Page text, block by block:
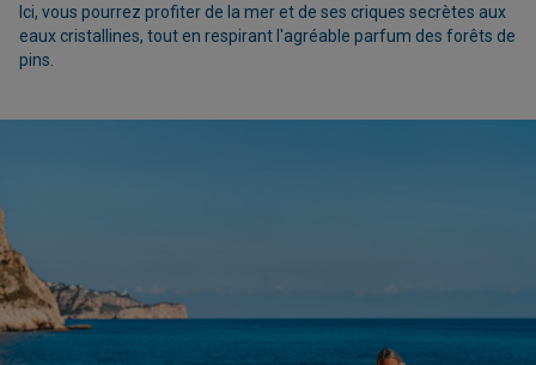
Ici, vous pourrez profiter de la mer et de ses criques secrètes aux
eaux cristallines, tout en respirant l'agréable parfum des forêts de
pins.